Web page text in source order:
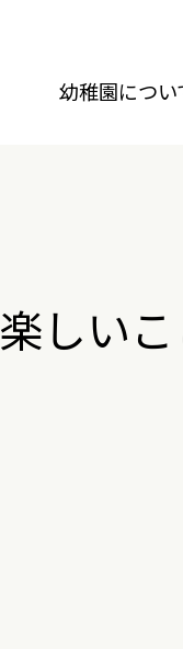
幼稚園につい
楽しい